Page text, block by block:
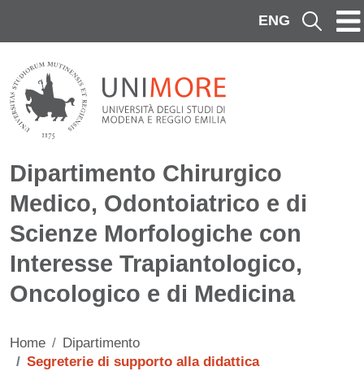
ENG Cerca
Dipartimento Chirurgico
Medico, Odontoiatrico e di
Scienze Morfologiche con
Interesse Trapiantologico,
Oncologico e di Medicina
Home
Dipartimento
Segreterie di supporto alla didattica